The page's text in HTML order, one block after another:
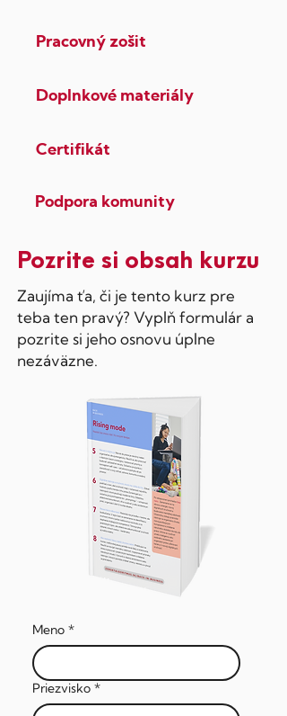
Pracovný zošit
Doplnkové materiály
Certifikát
Podpora komunity
Pozrite si obsah kurzu
Zaujíma ťa, či je tento kurz pre
teba ten pravý? Vyplň formulár a
pozrite si jeho osnovu úplne
nezáväzne.
Meno *
Priezvisko *